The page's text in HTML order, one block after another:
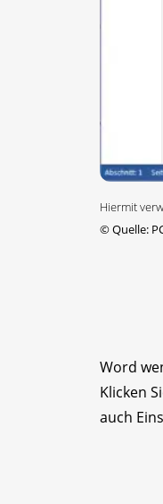
Hiermit
©Quelle:
Word
Klicken
auch